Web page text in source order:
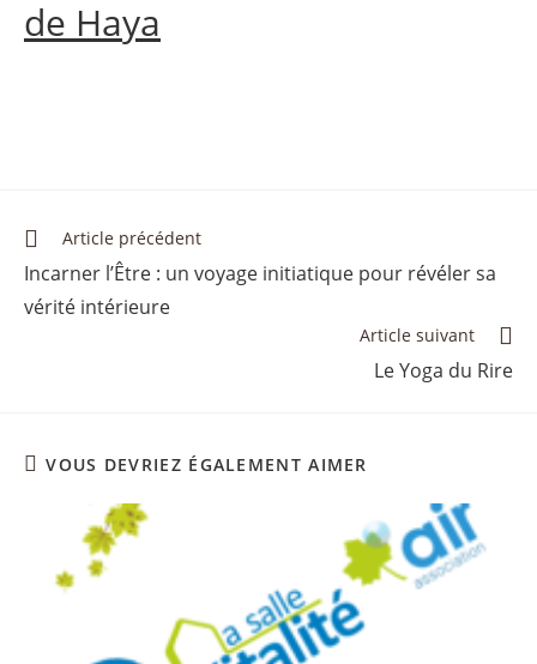
de Haya
Article précédent
Incarner l’Être : un voyage initiatique pour révéler sa
vérité intérieure
Article suivant
Le Yoga du Rire
VOUS DEVRIEZ ÉGALEMENT AIMER